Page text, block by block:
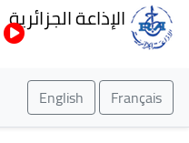
الإذاعة الجزائرية
Français
English